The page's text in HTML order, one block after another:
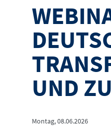
UND
Montag, 08.06.2026